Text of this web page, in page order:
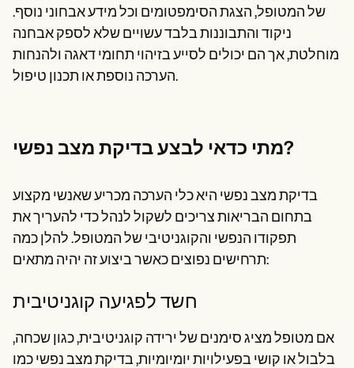
של המטופל, הצגת הסימפטומים וכל מידע אבחוני נוסף.
ניקוד והתבוננות בלבד עשויים שלא לספק אבחנה
מוחלטת, אך הם יכולים לסייע בזיהוי תחומי דאגה ולהנחות
הערכה נוספת או תכנון טיפול.
מתי כדאי לבצע בדיקת מצב נפשי?
בדיקת מצב נפשי היא כלי הערכה מכריע שאנשי מקצוע
בתחום הבריאות צריכים לשקול לנהל כדי להעריך את
תפקודו הנפשי והקוגניטיבי של המטופל. להלן כמה
תרחישים נפוצים כאשר ביצוע זה יהיה מתאים:
חשד לפגיעה קוגניטיבית
אם מטופל מציג סימנים של ירידה קוגניטיבית, כגון שכחה,
בלבול או קושי בפעילויות יומיומיות, בדיקת מצב נפשי כמו